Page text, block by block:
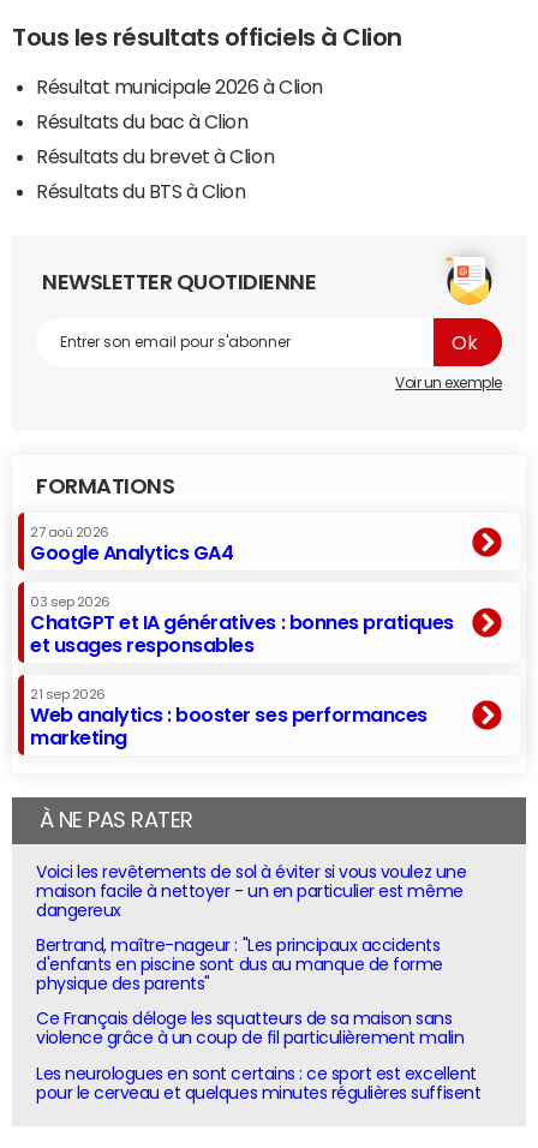
Tous les résultats officiels à Clion
Résultat municipale 2026 à Clion
Résultats du bac à Clion
Résultats du brevet à Clion
Résultats du BTS à Clion
NEWSLETTER QUOTIDIENNE
Voir un exemple
FORMATIONS
27 aoû 2026
Google Analytics GA4
03 sep 2026
ChatGPT et IA génératives : bonnes pratiques
et usages responsables
21 sep 2026
Web analytics : booster ses performances
marketing
À NE PAS RATER
Voici les revêtements de sol à éviter si vous voulez une
maison facile à nettoyer - un en particulier est même
dangereux
Bertrand, maître-nageur : "Les principaux accidents
d'enfants en piscine sont dus au manque de forme
physique des parents"
Ce Français déloge les squatteurs de sa maison sans
violence grâce à un coup de fil particulièrement malin
Les neurologues en sont certains : ce sport est excellent
pour le cerveau et quelques minutes régulières suffisent